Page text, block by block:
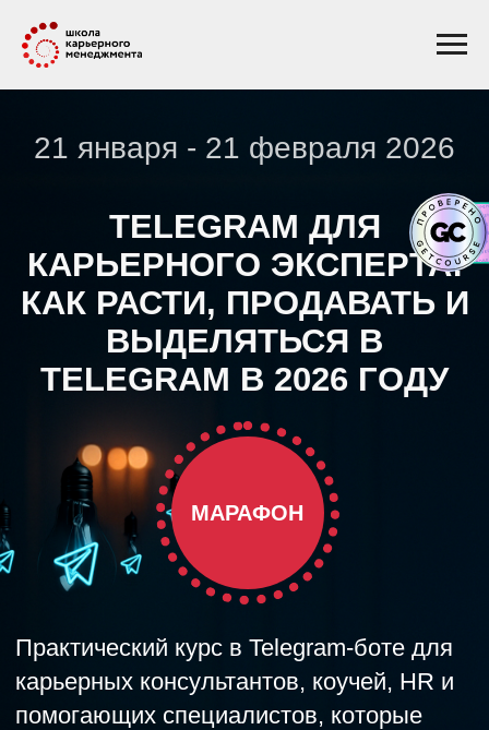
TELEGRAM ДЛЯ
КАК РАСТИ, ПРОДАВАТЬ И
ВЫДЕЛЯТЬСЯ В
TELEGRAM В 2026 ГОДУ
Он про то, как превратить канал в рабочий
инструмент роста и продаж.
Практический курс в Telegram-боте для
карьерных консультантов, коучей, HR и
помогающих специалистов, которые
хотят выстроить системный канал,
получать заявки и продажи — без
выгорания и хаотичного контента.
МАРАФОН